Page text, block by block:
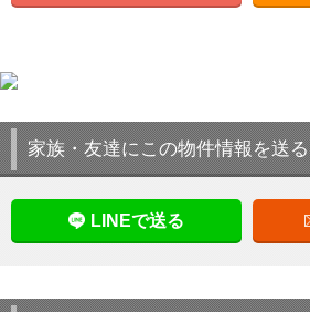
家族・友達にこの物件情報を送る
LINEで送る